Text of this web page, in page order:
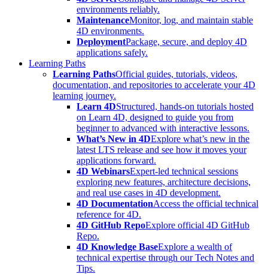
environments reliably.
MaintenanceMonitor, log, and maintain stable
4D environments.
DeploymentPackage, secure, and deploy 4D
applications safely.
Learning Paths
Learning PathsOfficial guides, tutorials, videos,
documentation, and repositories to accelerate your 4D
learning journey.
Learn 4DStructured, hands-on tutorials hosted
on Learn 4D, designed to guide you from
beginner to advanced with interactive lessons.
What’s New in 4DExplore what’s new in the
latest LTS release and see how it moves your
applications forward.
4D WebinarsExpert-led technical sessions
exploring new features, architecture decisions,
and real use cases in 4D development.
4D DocumentationAccess the official technical
reference for 4D.
4D GitHub RepoExplore official 4D GitHub
Repo.
4D Knowledge BaseExplore a wealth of
technical expertise through our Tech Notes and
Tips.